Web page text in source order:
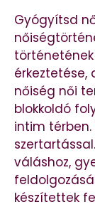
Gyógyítsd
érkeztetése,
nőiség női
blokkoldó
intim
váláshoz,
készítettek